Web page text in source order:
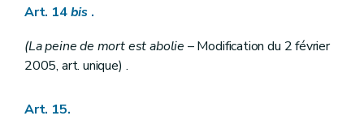
Art. 14bis .
(La peine de mort est abolie – Modification du 2 février
2005, art. unique) .
Art. 15.